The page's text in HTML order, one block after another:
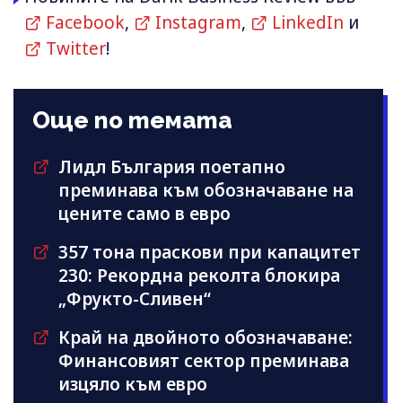
Facebook, Instagram, LinkedIn и
Twitter!
Още по темата
Лидл България поетапно
преминава към обозначаване на
цените само в евро
357 тона праскови при капацитет
230: Рекордна реколта блокира
„Фрукто-Сливен“
Край на двойното обозначаване:
Финансовият сектор преминава
изцяло към евро